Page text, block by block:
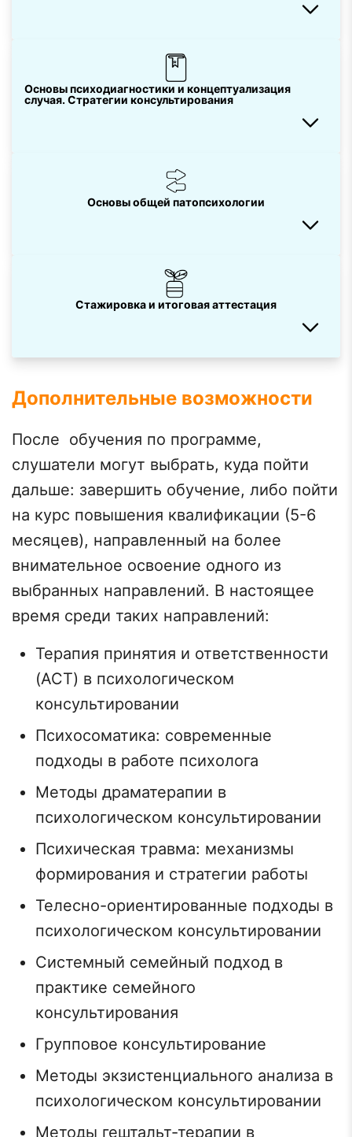
Основы психодиагностики и концептуализация
случая. Стратегии консультирования
Основы общей патопсихологии
Стажировка и итоговая аттестация
Дополнительные возможности
После обучения по программе,
слушатели могут выбрать, куда пойти
дальше: завершить обучение, либо пойти
на курс повышения квалификации (5-6
месяцев), направленный на более
внимательное освоение одного из
выбранных направлений. В настоящее
время среди таких направлений:
Терапия принятия и ответственности
(ACT) в психологическом
консультировании
Психосоматика: современные
подходы в работе психолога
Методы драматерапии в
психологическом консультировании
Психическая травма: механизмы
формирования и стратегии работы
Телесно-ориентированные подходы в
психологическом консультировании
Системный семейный подход в
практике семейного
консультирования
Групповое консультирование
Методы экзистенциального анализа в
психологическом консультировании
Методы гештальт-терапии в